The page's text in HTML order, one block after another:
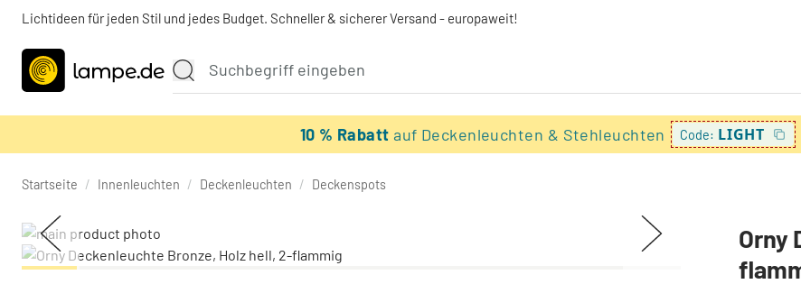
Lichtideen für jeden Stil und jedes Budget. Schneller & sicherer Versand - europaweit!
10 % Rabattauf Deckenleuchten & Stehleuchten Code: LIGHT
Startseite / Innenleuchten / Deckenleuchten / Deckenspots
Orny